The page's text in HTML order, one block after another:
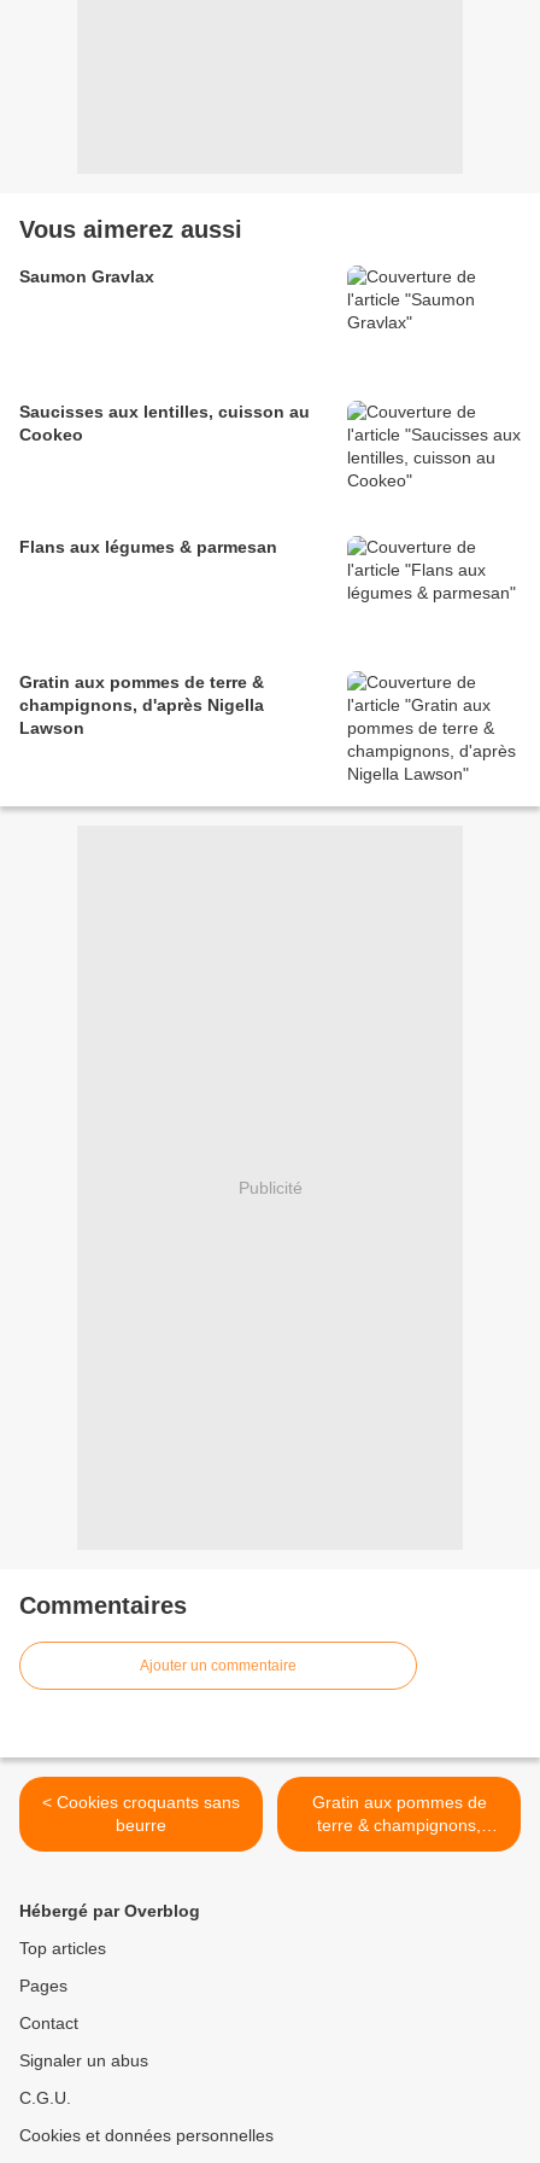
Vous aimerez aussi
Saumon Gravlax
Saucisses aux lentilles, cuisson au
Cookeo
Flans aux légumes & parmesan
Gratin aux pommes de terre &
champignons, d'après Nigella
Lawson
Publicité
Commentaires
Ajouter un commentaire
< Cookies croquants sans
beurre
Gratin aux pommes de
terre & champignons,
d'après Nigella Lawson >
Hébergé par Overblog
Top articles
Pages
Contact
Signaler un abus
C.G.U.
Cookies et données personnelles